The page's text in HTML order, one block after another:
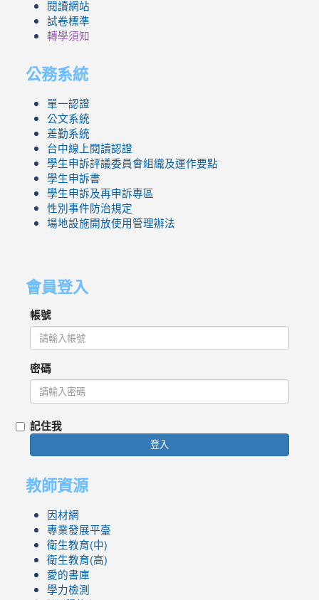
閱讀網站
試卷標準
轉學須知
公務系統
單一認證
公文系統
差勤系統
台中線上閱讀認證
學生申訴評議委員會組織及運作要點
學生申訴書
學生申訴及再申訴專區
性別事件防治規定
場地設施開放使用管理辦法
會員登入
帳號
密碼
記住我
登入
教師資源
因材網
專業發展平臺
衛生教育(中)
衛生教育(高)
愛的書庫
學力檢測